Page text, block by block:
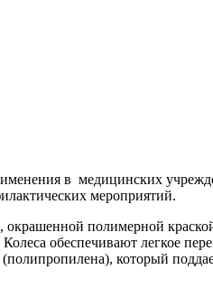
в медицинских
мероприятий.
полимерной
Колеса обеспечивают легкое
который